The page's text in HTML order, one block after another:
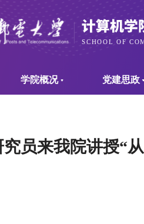
学院概况 党建思政
员来我院讲授“